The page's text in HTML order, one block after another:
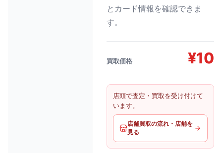
とカード情報を確認できま
す。
買取価格 ¥10
店頭で査定・買取を受け付けて
います。
店舗買取の流れ・店舗を
見る